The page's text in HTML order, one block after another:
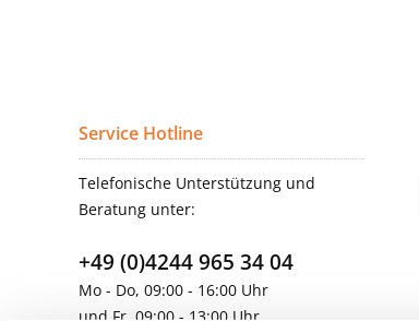
Service Hotline
Telefonische Unterstützung und
Beratung unter:
+49 (0)4244 965 34 04
Mo - Do, 09:00 - 16:00 Uhr
und Fr, 09:00 - 13:00 Uhr